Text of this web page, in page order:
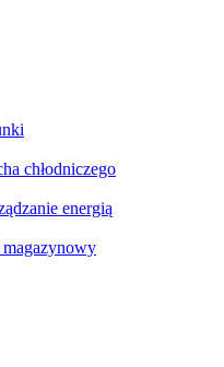
chłodniczego
energią